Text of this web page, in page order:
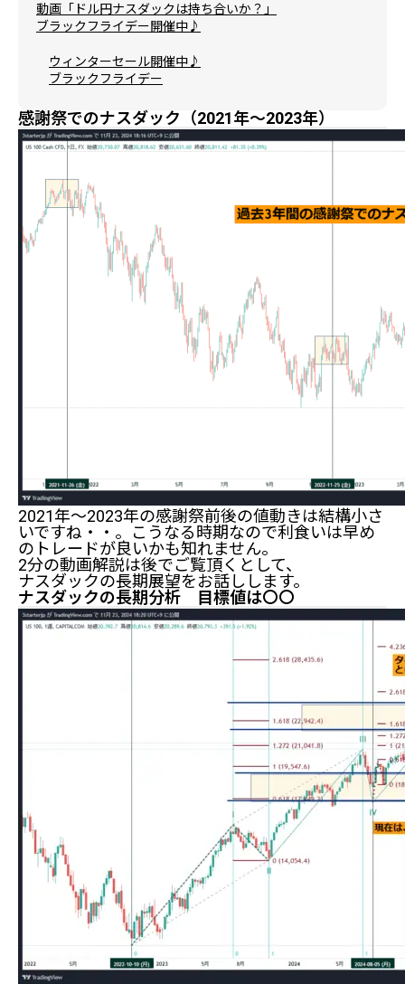
動画「ドル円ナスダックは持ち合いか？」
ブラックフライデー開催中♪
ウィンターセール開催中♪
ブラックフライデー
感謝祭でのナスダック（2021年～2023年）
2021年～2023年の感謝祭前後の値動きは結構小さ
いですね・・。こうなる時期なので利食いは早め
のトレードが良いかも知れません。
2分の動画解説は後でご覧頂くとして、
ナスダックの長期展望をお話しします。
ナスダックの長期分析 目標値は〇〇